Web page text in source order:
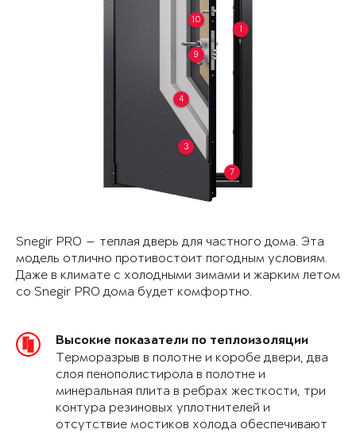
1
3
4
7
9
10
Snegir PRO — теплая дверь для частного дома. Эта
модель отлично противостоит погодным условиям.
Даже в климате с холодными зимами и жарким летом
со Snegir PRO дома будет комфортно.
Высокие показатели по теплоизоляции
Терморазрыв в полотне и коробе двери, два
слоя пенополистирола в полотне и
минеральная плита в ребрах жесткости, три
контура резиновых уплотнителей и
отсутствие мостиков холода обеспечивают